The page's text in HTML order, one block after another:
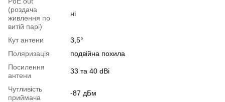
(роздача
живлення по
витій парі)
ні
Кут антени
3,5°
Поляризація
подвійна похила
Посилення
антени
33 та 40 dBi
Чутливість
приймача
-87 дБм